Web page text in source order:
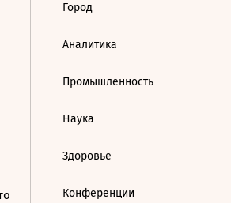
Город
Аналитика
Промышленность
Наука
Здоровье
Конференции